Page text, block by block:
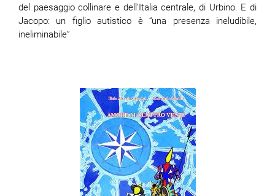
del paesaggiocollinare e dell'Italia centrale, di Urbino. E di
Jacopo: un figlio autistico è “una presenza ineludibile,
ineliminabile”